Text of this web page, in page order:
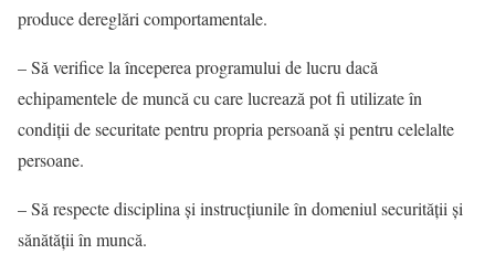
produce dereglări comportamentale.
– Să verifice la începerea programului de lucru dacă
echipamentele de muncă cu care lucrează pot fi utilizate în
condiţii de securitate pentru propria persoană şi pentru celelalte
persoane.
– Să respecte disciplina şi instrucţiunile în domeniul securităţii şi
sănătăţii în muncă.